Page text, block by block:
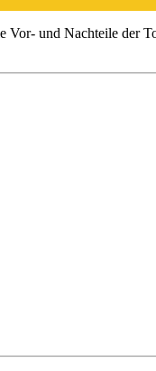
und Nachteile der